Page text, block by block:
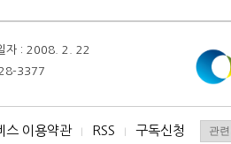
자 : 2008. 2. 22
3377
스 이용약관 I RSS I 구독신청